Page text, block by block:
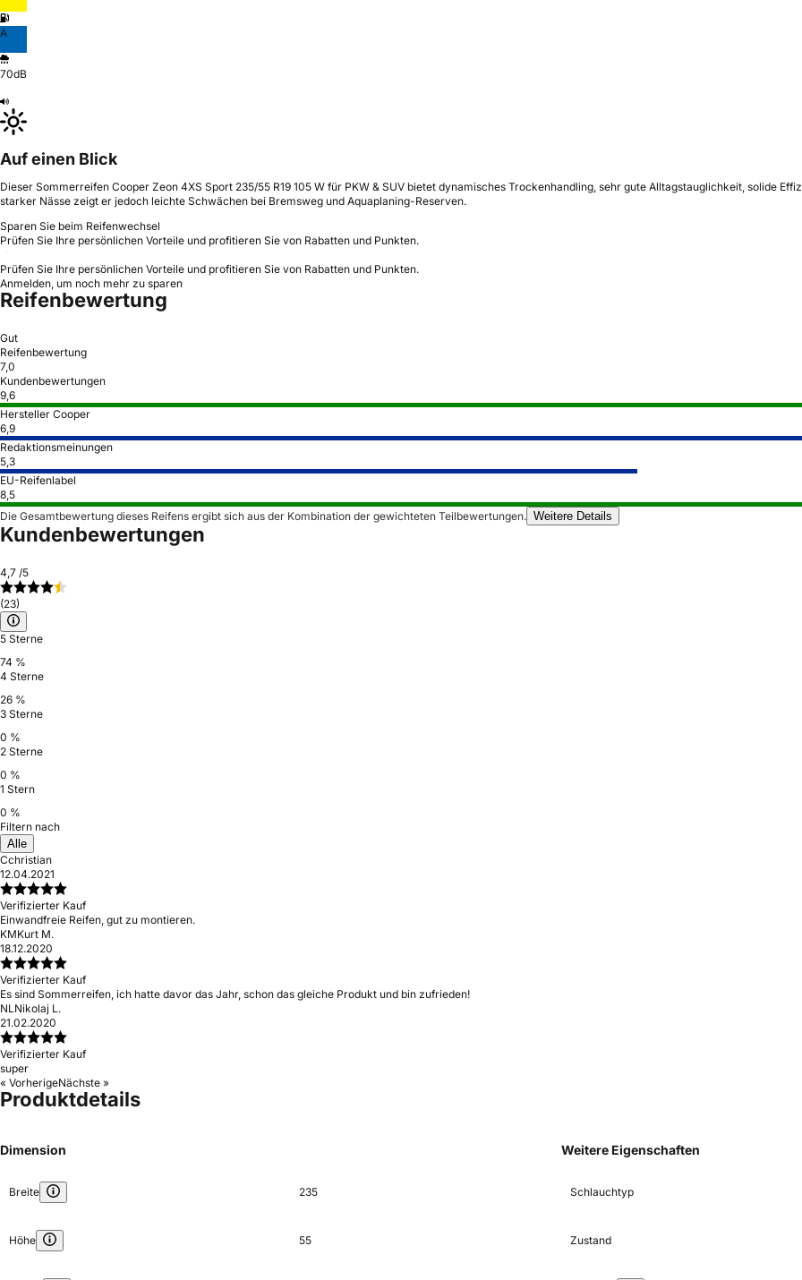
A
70dB
Auf einen Blick
Dieser Sommerreifen Cooper Zeon 4XS Sport 235/55 R19 105 W für PKW & SUV bietet dynamisches Trockenhandling, sehr gute Alltagstauglichkeit, solide
starker Nässe zeigt er jedoch leichte Schwächen bei Bremsweg und Aquaplaning-Reserven.
Sparen Sie beim Reifenwechsel
Prüfen Sie Ihre persönlichen Vorteile und profitieren Sie von Rabatten und Punkten.
Prüfen Sie Ihre persönlichen Vorteile und profitieren Sie von Rabatten und Punkten.
Anmelden, um noch mehr zu sparen
Reifenbewertung
Gut
Reifenbewertung
7,0
Kundenbewertungen
9,6
Hersteller Cooper
6,9
Redaktionsmeinungen
5,3
EU-Reifenlabel
8,5
Die Gesamtbewertung dieses Reifens ergibt sich aus der Kombination der gewichteten Teilbewertungen. Weitere Details
Kundenbewertungen
4,7 /5
(23)
5 Sterne
74 %
4 Sterne
26 %
3 Sterne
0 %
2 Sterne
0 %
1 Stern
0 %
Filtern nach
Alle
Cchristian
12.04.2021
Verifizierter Kauf
Einwandfreie Reifen, gut zu montieren.
KMKurt M.
18.12.2020
Verifizierter Kauf
Es sind Sommerreifen, ich hatte davor das Jahr, schon das gleiche Produkt und bin zufrieden!
NL Nikolaj L.
21.02.2020
Verifizierter Kauf
super
« VorherigeNächste »
Produktdetails
Dimension
Breite 235
Höhe 55
Weitere Eigenschaften
Schlauchtyp
Zustand